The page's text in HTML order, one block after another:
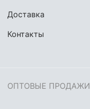
Доставка
Контакты
ОПТОВЫЕ ПРОДАЖИ